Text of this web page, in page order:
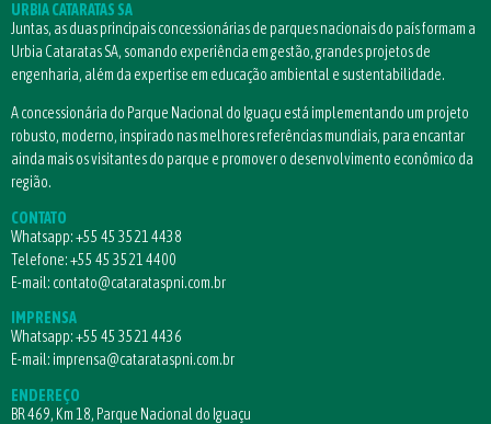
URBIA CATARATAS SA
Juntas, as duas principais concessionárias de parques nacionais do país formam a
Urbia Cataratas SA, somando experiência em gestão, grandes projetos de
engenharia, além da expertise em educação ambiental e sustentabilidade.
A concessionária do Parque Nacional do Iguaçu está implementando um projeto
robusto, moderno, inspirado nas melhores referências mundiais, para encantar
ainda mais os visitantes do parque e promover o desenvolvimento econômico da
região.
CONTATO
Whatsapp:+55 45 3521 4438
Telefone:+55 45 3521 4400
E-mail: contato@catarataspni.com.br
IMPRENSA
Whatsapp:+55 45 3521 4436
E-mail: imprensa@catarataspni.com.br
ENDEREÇO
BR 469, Km 18, Parque Nacional do Iguaçu